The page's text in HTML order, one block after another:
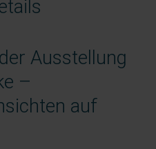
Ausstellung
–
auf